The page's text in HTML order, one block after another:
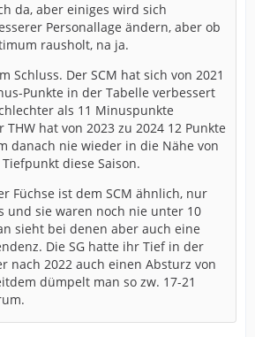
da, aber einiges wird sich
Personallage ändern, aber ob
rausholt, na ja.
Schluss. Der SCM hat sich von 2021
Punkte in der Tabelle verbessert
als 11 Minuspunkte
hat von 2023 zu 2024 12 Punkte
danach nie wieder in die Nähe von
diese Saison.
Füchse ist dem SCM ähnlich, nur
und sie waren noch nie unter 10
sieht bei denen aber auch eine
Die SG hatte ihr Tief in der
nach 2022 auch einen Absturz von
dümpelt man so zw. 17-21